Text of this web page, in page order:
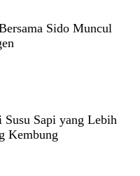
Sido Muncul
Sapi yang Lebih
Kembung